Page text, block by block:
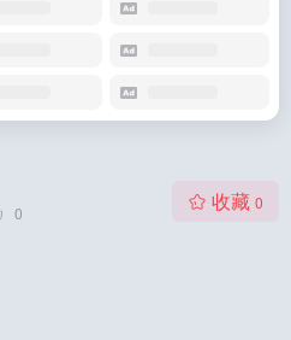
0 收藏 0